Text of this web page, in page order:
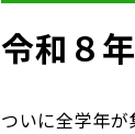
令和８
ついに全学年